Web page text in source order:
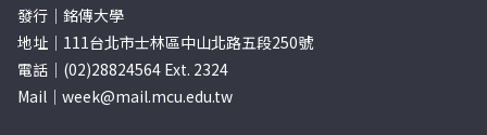
發行｜銘傳大學
地址｜111台北市士林區中山北路五段250號
電話｜(02)28824564 Ext. 2324
Mail｜ week@mail.mcu.edu.tw